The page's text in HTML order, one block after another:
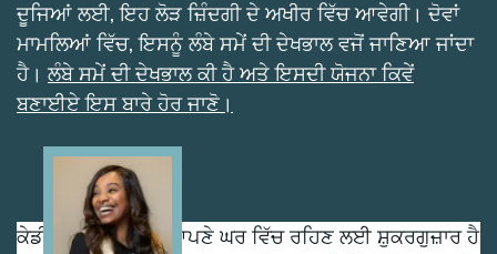
ਦੂਜਿਆਂ ਲਈ, ਇਹ ਲੋੜ ਜ਼ਿੰਦਗੀ ਦੇ ਅਖੀਰ ਵਿੱਚ ਆਵੇਗੀ। ਦੋਵਾਂ
ਮਾਮਲਿਆਂ ਵਿੱਚ, ਇਸਨੂੰ ਲੰਬੇ ਸਮੇਂ ਦੀ ਦੇਖਭਾਲ ਵਜੋਂ ਜਾਣਿਆ ਜਾਂਦਾ
ਹੈ। ਲੰਬੇ ਸਮੇਂ ਦੀ ਦੇਖਭਾਲ ਕੀ ਹੈ ਅਤੇ ਇਸਦੀ ਯੋਜਨਾ ਕਿਵੇਂ
ਬਣਾਈਏ ਇਸ ਬਾਰੇ ਹੋਰ ਜਾਣੋ।
ਕੇਡੀ ਆਪਣੀ ਸੱਸ ਨੂੰ ਆਪਣੇ ਘਰ ਵਿੱਚ ਰਹਿਣ ਲਈ ਸ਼ੁਕਰਗੁਜ਼ਾਰ ਹੈ
Image